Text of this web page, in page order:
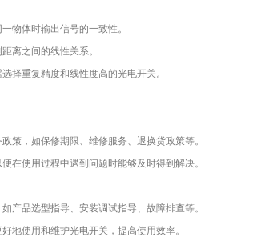
物体时输出信号的一致性。
离之间的线性关系。
择重复精度和线性度高的光电开关。
策，如保修期限、维修服务、退换货政策等。
在使用过程中遇到问题时能够及时得到解决。
产品选型指导、安装调试指导、故障排查等。
地使用和维护光电开关，提高使用效率。